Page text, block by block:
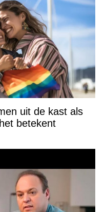
uit de kast als
betekent